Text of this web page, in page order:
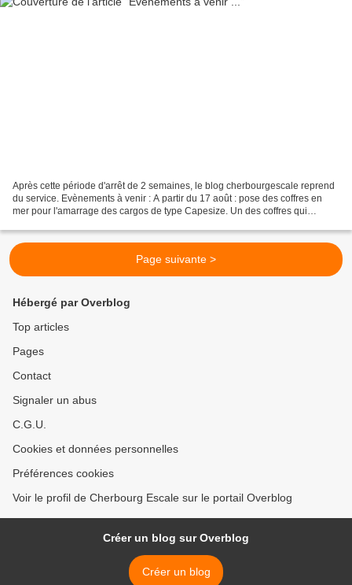
Après cette période d'arrêt de 2 semaines, le blog cherbourgescale reprend
du service. Evènements à venir : A partir du 17 août : pose des coffres en
mer pour l'amarrage des cargos de type Capesize. Un des coffres qui
Page suivante >
Hébergé par Overblog
Top articles
Pages
Contact
Signaler un abus
C.G.U.
Cookies et données personnelles
Préférences cookies
Voir le profil de Cherbourg Escale sur le portail Overblog
Créer un blog sur Overblog
Créer un blog